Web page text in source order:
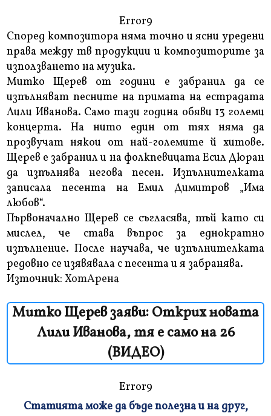
Error9
Според композитора няма точно и ясни уредени
права между тв продукции и композиторите за
използването на музика.
Митко Щерев от години е забранил да се
изпълняват песните на примата на естрадата
Лили Иванова. Само тази година обяви 13 големи
концерта. На нито един от тях няма да
прозвучат някои от най-големите й хитове.
Щерев е забранил и на фолкпевицата Есил Дюран
да изпълнява негова песен. Изпълнителката
записала песента на Емил Димитров „Има
любов“.
Първоначално Щерев се съгласява, тъй като си
мислел, че става въпрос за еднократно
изпълнение. После научава, че изпълнителката
редовно се изявявала с песента и я забранява.
Източник: ХотАрена
Митко Щерев заяви: Открих новата
Лили Иванова, тя е само на 26
(ВИДЕО)
Error9
Статията може да бъде полезна и на друг,